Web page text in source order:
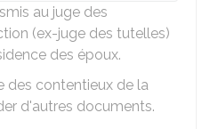
au juge des
(ex-juge des tutelles)
des époux.
des contentieux de la
d'autres documents.